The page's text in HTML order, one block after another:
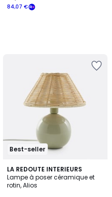
84,07 €
Best-seller
LA REDOUTE INTERIEURS
Lampe à poser céramique et
rotin, Alios
4,6
/ 5
3
Couleurs